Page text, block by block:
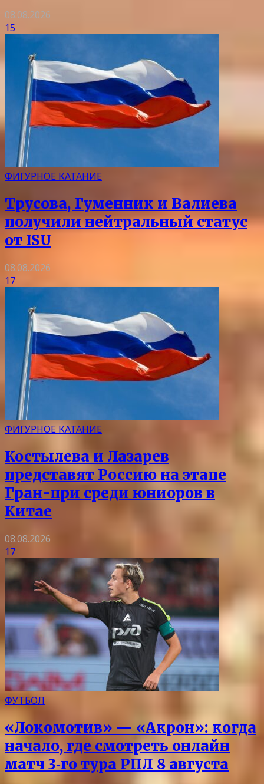
08.08.2026
15
ФИГУРНОЕ КАТАНИЕ
Трусова, Гуменник и Валиева
получили нейтральный статус
от ISU
08.08.2026
17
ФИГУРНОЕ КАТАНИЕ
Костылева и Лазарев
представят Россию на этапе
Гран-при среди юниоров в
Китае
08.08.2026
17
ФУТБОЛ
«Локомотив» — «Акрон»: когда
начало, где смотреть онлайн
матч 3‑го тура РПЛ 8 августа